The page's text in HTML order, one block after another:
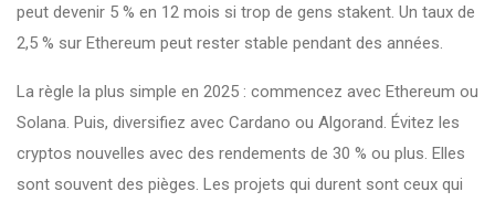
peut devenir 5 % en 12 mois si trop de gens stakent. Un taux de
2,5 % sur Ethereum peut rester stable pendant des années.
La règle la plus simple en 2025 : commencez avec Ethereum ou
Solana. Puis, diversifiez avec Cardano ou Algorand. Évitez les
cryptos nouvelles avec des rendements de 30 % ou plus. Elles
sont souvent des pièges. Les projets qui durent sont ceux qui